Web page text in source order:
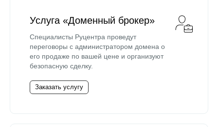
Услуга «Доменный брокер»
Специалисты Руцентра проведут
переговоры с администратором домена о
его продаже по вашей цене и организуют
безопасную сделку.
Заказать услугу